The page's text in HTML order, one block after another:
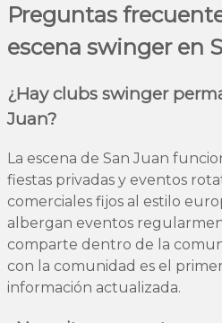
Preguntas
escena swinger en
¿Hay clubs swinger
Juan?
La escena de San Juan
fiestas privadas y eventos
comerciales fijos al estilo
albergan eventos
comparte dentro de la
con la comunidad es el
información actualizada.